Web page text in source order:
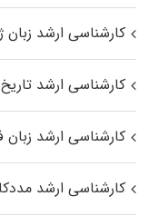
کارشناسی ارشد زبان
کارشناسی ارشد
کارشناسی ارشد زبان
کارشناسی ارشد